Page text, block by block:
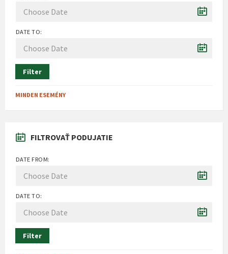
DATE TO:
Filter
MINDEN ESEMÉNY
FILTROVAŤ PODUJATIE
DATE FROM:
DATE TO:
Filter